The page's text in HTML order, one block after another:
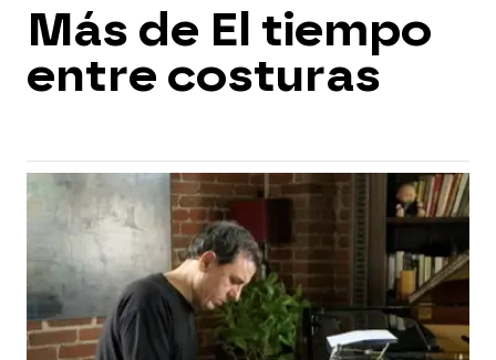
Más de El tiempo
entre costuras